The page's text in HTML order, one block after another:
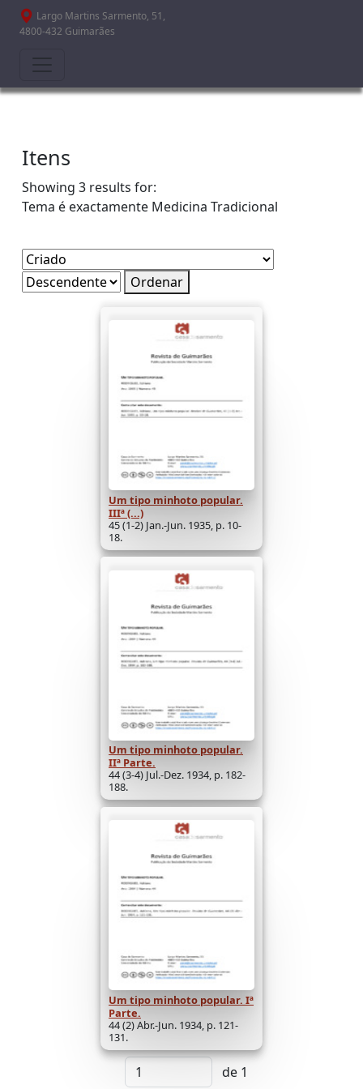
Passar para o conteúdo principal
Largo Martins Sarmento, 51,
4800-432 Guimarães
Itens
Showing 3 results for:
Tema é exactamente Medicina Tradicional
Ordenar
Um tipo minhoto popular.
IIIª (...)
45 (1-2) Jan.-Jun. 1935, p. 10-
18.
Um tipo minhoto popular.
IIª Parte.
44 (3-4) Jul.-Dez. 1934, p. 182-
188.
Um tipo minhoto popular. Iª
Parte.
44 (2) Abr.-Jun. 1934, p. 121-
131.
de 1